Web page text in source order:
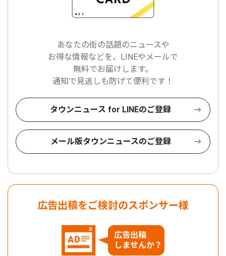
あなたの街の話題のニュースや
お得な情報などを、LINEやメールで
無料でお届けします。
通知で見逃しも防げて便利です！
タウンニュース for LINEのご登録
メール版タウンニュースのご登録
広告出稿をご検討のスポンサー様
広告出稿
しませんか？